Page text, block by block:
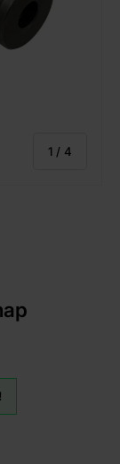
1 / van
4